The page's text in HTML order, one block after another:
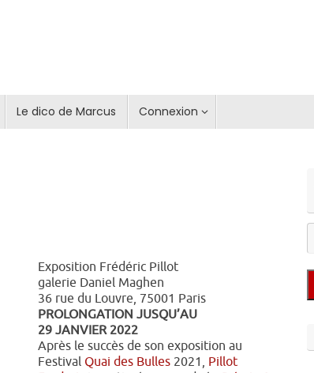
Le dico de Marcus Connexion
Exposition Frédéric Pillot
galerie Daniel Maghen
36 rue du Louvre, 75001 Paris
PROLONGATION JUSQU’AU
29 JANVIER 2022
Après le succès de son exposition au
Festival Quai des Bulles 2021, Pillot